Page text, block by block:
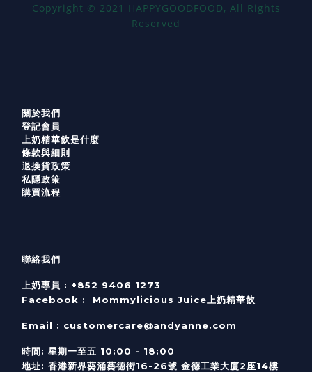
Copyright © 2021 HAPPYGOODFOOD, All Rights
Reserved
關於我們
登記會員
上奶精華飲是什麼
條款與細則
退換貨政策
私隱政策
購買流程
聯絡我們
上奶專員 : +852 9406 1273
Facebook :
Mommylicious Juice上奶精華飲
Email : customercare@andyanne.com
時間: 星期一至五 10:00 - 18:00
地址: 香港新界葵涌葵德街16-26號 金德工業大廈2座14樓